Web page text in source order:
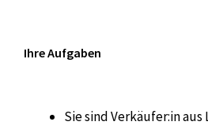
Ihre Aufgaben
Sie sind Verkäufer:in